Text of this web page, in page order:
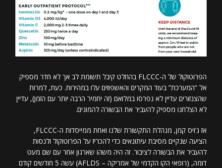
הפרוטוקול של ה-FLCCC בהחלט קיבל תשומת לב אך לא חדר מספיק
אל “המערכת” בעוד המקרים והאשפוזים עלו במהירות. כעת, למרות
שהצנזורים עדיין לא נפרסו במלואם (זה יחמיר הרבה יותר עם הזמן), עדיין
לא הצלחנו מספיק להעביר את הבשורה להמונים.
אז ג’ויס קמן, מנהלת התקשורת שלנו ואחת ממייסדות ה-FLCCC,
הציעה שנקיים מסיבת עיתונאים כדי להכריז על הפרוטוקול ולנסות
להעביר את הבשורה לציבור. זה היה משהו שארגון אחר עם שם מעט
דומה, (רופאי הקו הקדמי של אמריקה – AFLDS) עשה 5 חודשים קודם